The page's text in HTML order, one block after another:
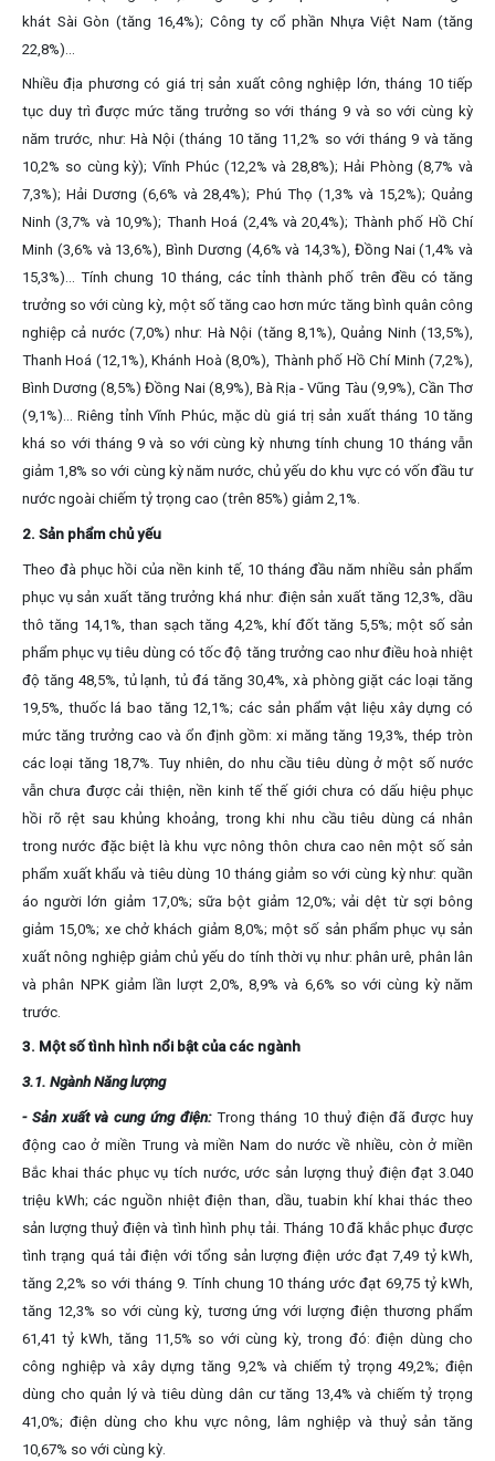
khát Sài Gòn (tăng 16,4%); Công ty cổ phần Nhựa Việt Nam (tăng
22,8%)...
Nhiều địa phương có giá trị sản xuất công nghiệp lớn, tháng 10 tiếp
tục duy trì được mức tăng trưởng so với tháng 9 và so với cùng kỳ
năm trước, như: Hà Nội (tháng 10 tăng 11,2% so với tháng 9 và tăng
10,2% so cùng kỳ); Vĩnh Phúc (12,2% và 28,8%); Hải Phòng (8,7% và
7,3%); Hải Dương (6,6% và 28,4%); Phú Thọ (1,3% và 15,2%); Quảng
Ninh (3,7% và 10,9%); Thanh Hoá (2,4% và 20,4%); Thành phố Hồ Chí
Minh (3,6% và 13,6%), Bình Dương (4,6% và 14,3%), Đồng Nai (1,4% và
15,3%)... Tính chung 10 tháng, các tỉnh thành phố trên đều có tăng
trưởng so với cùng kỳ, một số tăng cao hơn mức tăng bình quân công
nghiệp cả nước (7,0%) như: Hà Nội (tăng 8,1%), Quảng Ninh (13,5%),
Thanh Hoá (12,1%), Khánh Hoà (8,0%), Thành phố Hồ Chí Minh (7,2%),
Bình Dương (8,5%) Đồng Nai (8,9%), Bà Rịa - Vũng Tàu (9,9%), Cần Thơ
(9,1%)... Riêng tỉnh Vĩnh Phúc, mặc dù giá trị sản xuất tháng 10 tăng
khá so với tháng 9 và so với cùng kỳ nhưng tính chung 10 tháng vẫn
giảm 1,8% so với cùng kỳ năm nước, chủ yếu do khu vực có vốn đầu tư
nước ngoài chiếm tỷ trọng cao (trên 85%) giảm 2,1%.
2. Sản phẩm chủ yếu
Theo đà phục hồi của nền kinh tế, 10 tháng đầu năm nhiều sản phẩm
phục vụ sản xuất tăng trưởng khá như: điện sản xuất tăng 12,3%, dầu
thô tăng 14,1%, than sạch tăng 4,2%, khí đốt tăng 5,5%; một số sản
phẩm phục vụ tiêu dùng có tốc độ tăng trưởng cao như điều hoà nhiệt
độ tăng 48,5%, tủ lạnh, tủ đá tăng 30,4%, xà phòng giặt các loại tăng
19,5%, thuốc lá bao tăng 12,1%; các sản phẩm vật liệu xây dựng có
mức tăng trưởng cao và ổn định gồm: xi măng tăng 19,3%, thép tròn
các loại tăng 18,7%. Tuy nhiên, do nhu cầu tiêu dùng ở một số nước
vẫn chưa được cải thiện, nền kinh tế thế giới chưa có dấu hiệu phục
hồi rõ rệt sau khủng khoảng, trong khi nhu cầu tiêu dùng cá nhân
trong nước đặc biệt là khu vực nông thôn chưa cao nên một số sản
phẩm xuất khẩu và tiêu dùng 10 tháng giảm so với cùng kỳ như: quần
áo người lớn giảm 17,0%; sữa bột giảm 12,0%; vải dệt từ sợi bông
giảm 15,0%; xe chở khách giảm 8,0%; một số sản phẩm phục vụ sản
xuất nông nghiệp giảm chủ yếu do tính thời vụ như: phân urê, phân lân
và phân NPK giảm lần lượt 2,0%, 8,9% và 6,6% so với cùng kỳ năm
trước.
3. Một số tình hình nổi bật của các ngành
3.1. Ngành Năng lượng
- Sản xuất và cung ứng điện:Trong tháng 10 thuỷ điện đã được huy
động cao ở miền Trung và miền Nam do nước về nhiều, còn ở miền
Bắc khai thác phục vụ tích nước, ước sản lượng thuỷ điện đạt 3.040
triệu kWh; các nguồn nhiệt điện than, dầu, tuabin khí khai thác theo
sản lượng thuỷ điện và tình hình phụ tải. Tháng 10 đã khắc phục được
tình trạng quá tải điện với tổng sản lượng điện ước đạt 7,49 tỷ kWh,
tăng 2,2% so với tháng 9. Tính chung 10 tháng ước đạt 69,75 tỷ kWh,
tăng 12,3% so với cùng kỳ, tương ứng với lượng điện thương phẩm
61,41 tỷ kWh, tăng 11,5% so với cùng kỳ, trong đó: điện dùng cho
công nghiệp và xây dựng tăng 9,2% và chiếm tỷ trọng 49,2%; điện
dùng cho quản lý và tiêu dùng dân cư tăng 13,4% và chiếm tỷ trọng
41,0%; điện dùng cho khu vực nông, lâm nghiệp và thuỷ sản tăng
10,67% so với cùng kỳ.